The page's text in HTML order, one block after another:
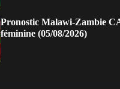
Pronostic Malawi-Zambie
féminine (05/08/2026)